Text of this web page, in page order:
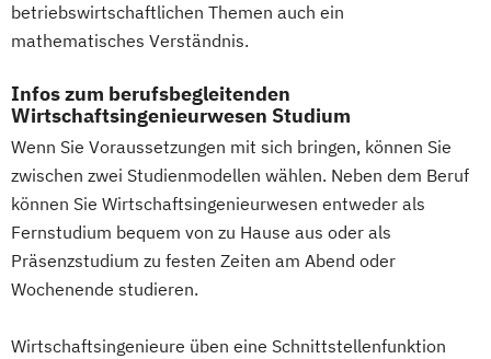
betriebswirtschaftlichen Themen auch ein
mathematisches Verständnis.
Infos zum berufsbegleitenden
Wirtschaftsingenieurwesen Studium
Wenn Sie Voraussetzungen mit sich bringen, können Sie
zwischen zwei Studienmodellen wählen. Neben dem Beruf
können Sie Wirtschaftsingenieurwesen entweder als
Fernstudium bequem von zu Hause aus oder als
Präsenzstudium zu festen Zeiten am Abend oder
Wochenende studieren.
Wirtschaftsingenieure üben eine Schnittstellenfunktion